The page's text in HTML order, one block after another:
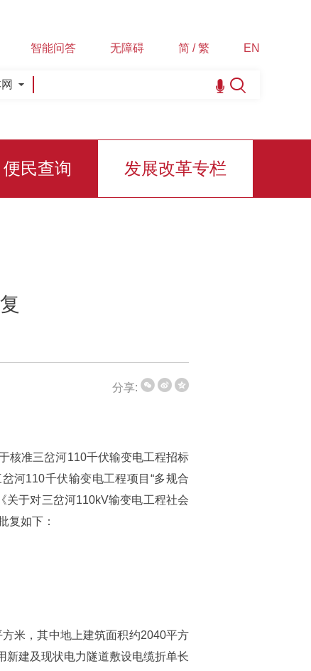
智能问答 无障碍 简 / 繁 EN
便民查询 发展改革专栏
分享:
核准三岔河110千伏输变电工程招标
河110千伏输变电工程项目“多规合
关于对三岔河110kV输变电工程社会
复如下：
米，其中地上建筑面积约2040平方
新建及现状电力隧道敷设电缆折单长